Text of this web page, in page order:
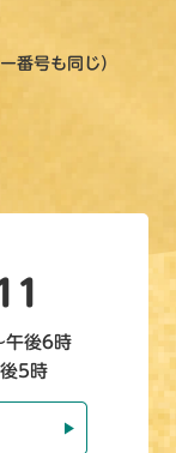
番号も同じ）
午後6時
5時